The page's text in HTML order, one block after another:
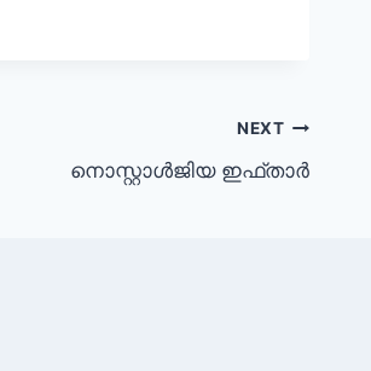
NEXT
നൊസ്റ്റാൾജിയ ഇഫ്താർ